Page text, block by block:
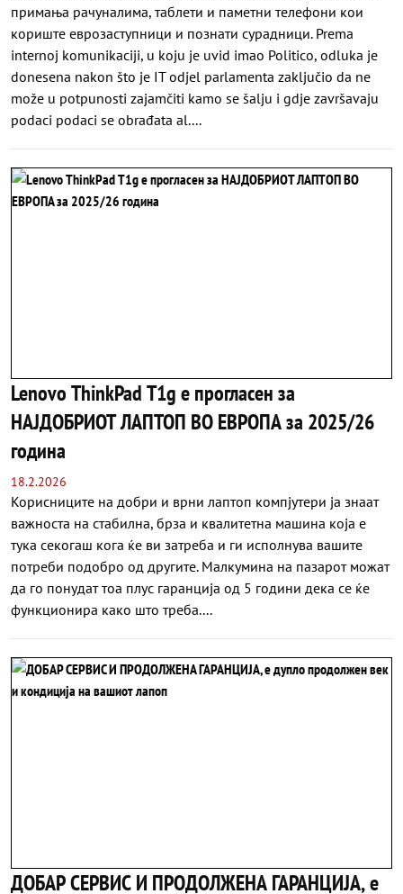
примања рачуналима, таблети и паметни телефони кои
кориште еврозаступници и познати сурадници. Prema
internoj komunikaciji, u koju je uvid imao Politico, odluka je
donesena nakon što je IT odjel parlamenta zaključio da ne
može u potpunosti zajamčiti kamo se šalju i gdje završavaju
podaci podaci se obrađata al....
Lenovo ThinkPad T1g е прогласен за
НАЈДОБРИОТ ЛАПТОП ВО ЕВРОПА за 2025/26
година
18.2.2026
Корисниците на добри и врни лаптоп компјутери ја знаат
важноста на стабилна, брза и квалитетна машина која е
тука секогаш кога ќе ви затреба и ги исполнува вашите
потреби подобро од другите. Малкумина на пазарот можат
да го понудат тоа плус гаранција од 5 години дека се ќе
функционира како што треба....
ДОБАР СЕРВИС И ПРОДОЛЖЕНА ГАРАНЦИЈА, е